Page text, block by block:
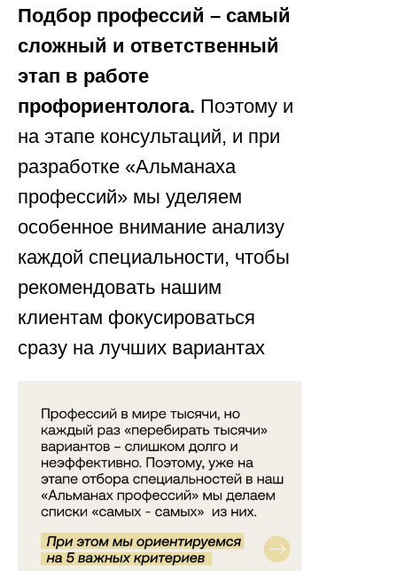
Подбор профессий – самый
сложный и ответственный
этап в работе
профориентолога. Поэтому и
на этапе консультаций, и при
разработке «Альманаха
профессий» мы уделяем
особенное внимание анализу
каждой специальности, чтобы
рекомендовать нашим
клиентам фокусироваться
сразу на лучших вариантах